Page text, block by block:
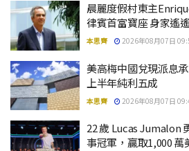
晨麗度假村東主
律賓首富寶座 身家遙
本思齊 2026年08月07日
美高梅中國兌現派息
上半年純利五成
本思齊 2026年08月07日
22 歲 Lucas Jumalon
事冠軍，贏取1,000 萬